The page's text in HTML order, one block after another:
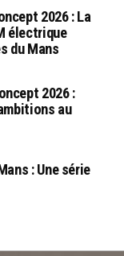
2026 : La
électrique
du Mans
2026 :
au
: Une série